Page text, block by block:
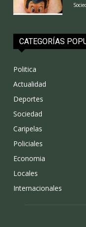
CATEGORÍAS
Politica
Actualidad
Deportes
Sociedad
Caripelas
Policiales
Economia
Locales
Internacionales